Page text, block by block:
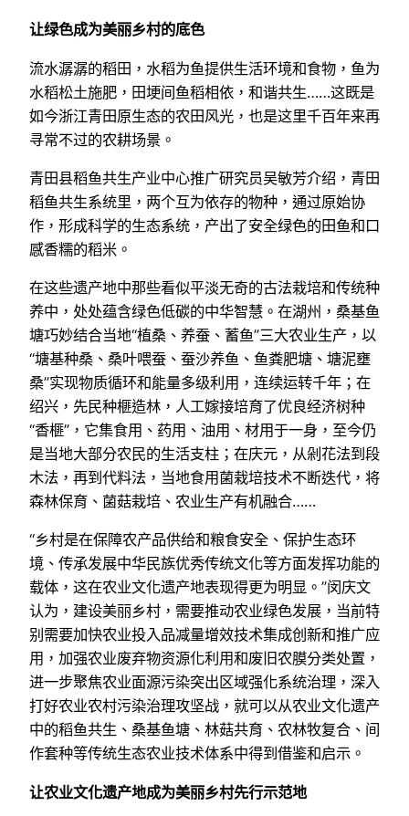
让绿色成为美丽乡村的底色
流水潺潺的稻田，水稻为鱼提供生活环境和食物，鱼为
水稻松土施肥，田埂间鱼稻相依，和谐共生……这既是
如今浙江青田原生态的农田风光，也是这里千百年来再
寻常不过的农耕场景。
青田县稻鱼共生产业中心推广研究员吴敏芳介绍，青田
稻鱼共生系统里，两个互为依存的物种，通过原始协
作，形成科学的生态系统，产出了安全绿色的田鱼和口
感香糯的稻米。
在这些遗产地中那些看似平淡无奇的古法栽培和传统种
养中，处处蕴含绿色低碳的中华智慧。在湖州，桑基鱼
塘巧妙结合当地“植桑、养蚕、蓄鱼”三大农业生产，以
“塘基种桑、桑叶喂蚕、蚕沙养鱼、鱼粪肥塘、塘泥壅
桑”实现物质循环和能量多级利用，连续运转千年；在
绍兴，先民种榧造林，人工嫁接培育了优良经济树种
“香榧”，它集食用、药用、油用、材用于一身，至今仍
是当地大部分农民的生活支柱；在庆元，从剁花法到段
木法，再到代料法，当地食用菌栽培技术不断迭代，将
森林保育、菌菇栽培、农业生产有机融合……
“乡村是在保障农产品供给和粮食安全、保护生态环
境、传承发展中华民族优秀传统文化等方面发挥功能的
载体，这在农业文化遗产地表现得更为明显。”闵庆文
认为，建设美丽乡村，需要推动农业绿色发展，当前特
别需要加快农业投入品减量增效技术集成创新和推广应
用，加强农业废弃物资源化利用和废旧农膜分类处置，
进一步聚焦农业面源污染突出区域强化系统治理，深入
打好农业农村污染治理攻坚战，就可以从农业文化遗产
中的稻鱼共生、桑基鱼塘、林菇共育、农林牧复合、间
作套种等传统生态农业技术体系中得到借鉴和启示。
让农业文化遗产地成为美丽乡村先行示范地